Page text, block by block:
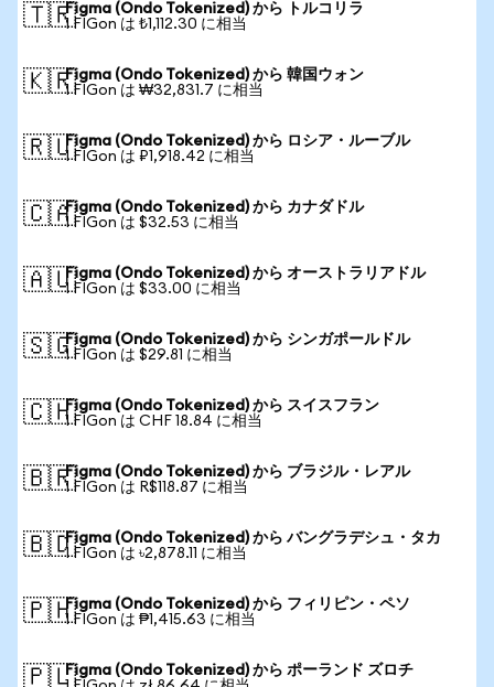
🇹🇷Figma (Ondo Tokenized) から トルコリラ
1 FIGon は ₺1,112.30 に相当
🇰🇷Figma (Ondo Tokenized) から 韓国ウォン
1 FIGon は ₩32,831.7 に相当
🇷🇺Figma (Ondo Tokenized) から ロシア・ルーブル
1 FIGon は ₽1,918.42 に相当
🇨🇦Figma (Ondo Tokenized) から カナダドル
1 FIGon は $32.53 に相当
🇦🇺Figma (Ondo Tokenized) から オーストラリアドル
1 FIGon は $33.00 に相当
🇸🇬Figma (Ondo Tokenized) から シンガポールドル
1 FIGon は $29.81 に相当
🇨🇭Figma (Ondo Tokenized) から スイスフラン
1 FIGon は CHF 18.84 に相当
🇧🇷Figma (Ondo Tokenized) から ブラジル・レアル
1 FIGon は R$118.87 に相当
🇧🇩Figma (Ondo Tokenized) から バングラデシュ・タカ
1 FIGon は ৳2,878.11 に相当
🇵🇭Figma (Ondo Tokenized) から フィリピン・ペソ
1 FIGon は ₱1,415.63 に相当
🇵🇱Figma (Ondo Tokenized) から ポーランド ズロチ